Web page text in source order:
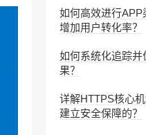
如何高效进行APP
增加用户转化率？
如何系统化追踪
果？
详解HTTPS核心
建立安全保障的？